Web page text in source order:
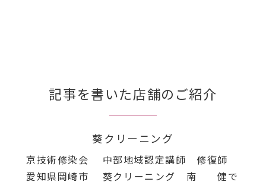
記事を書いた店舗のご紹介
葵クリーニング
京技術修染会 中部地域認定講師 修復師
愛知県岡崎市 葵クリーニング 南 健で